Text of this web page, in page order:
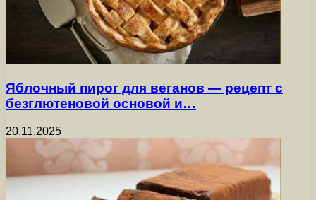
Яблочный пирог для веганов — рецепт с
безглютеновой основой и…
20.11.2025